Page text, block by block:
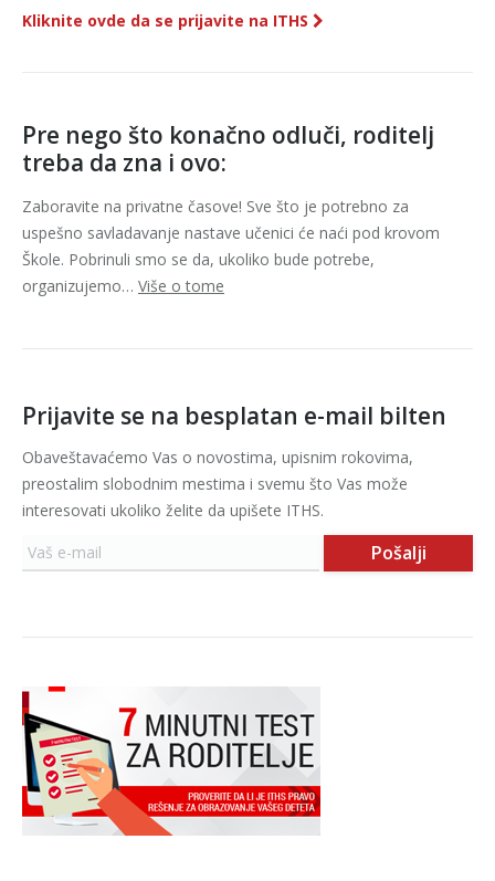
Kliknite ovde da se prijavite na ITHS
Pre nego što konačno odluči, roditelj
treba da zna i ovo:
Zaboravite na privatne časove! Sve što je potrebno za
uspešno savladavanje nastave učenici će naći pod krovom
Škole. Pobrinuli smo se da, ukoliko bude potrebe,
organizujemo… Više o tome
Prijavite se na besplatan e-mail bilten
Obaveštavaćemo Vas o novostima, upisnim rokovima,
preostalim slobodnim mestima i svemu što Vas može
interesovati ukoliko želite da upišete ITHS.